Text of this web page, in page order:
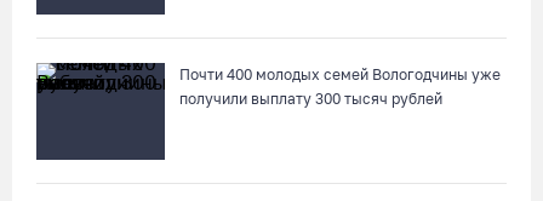
Почти 400 молодых семей Вологодчины уже
получили выплату 300 тысяч рублей